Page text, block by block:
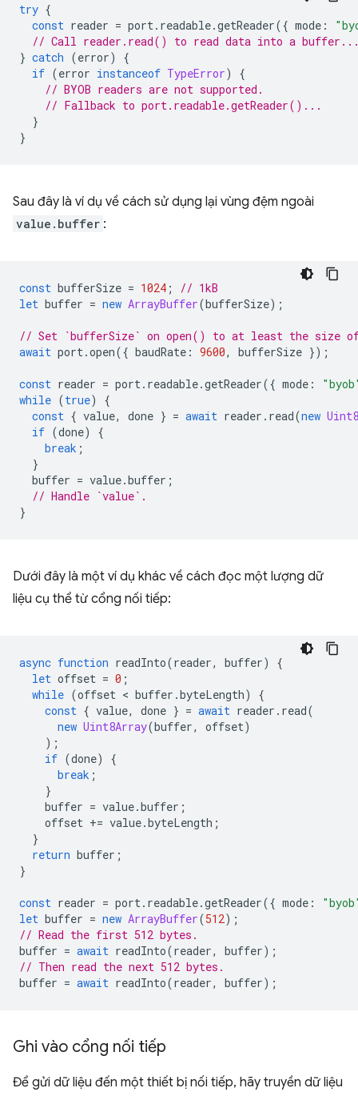
try {
const reader = port. readable.getReader({ mode :
// Call reader.read() to read data into a
} catch (error)
{
if (error instanceof TypeError)
{
// BYOB readers are not supported.
// Fallback to port.readable.getReader()...
}
}
Sau đây là ví dụ về cách sử dụng lại vùng đệm ngoài
value.buffer :
const bufferSize = 1024 ;
// 1kB
let buffer = new ArrayBuffer(bufferSize);
// Set `bufferSize` on open() to at least the size
await port.open({ baudRate : 9600, bufferSize });
const reader = port. readable.getReader({ mode :
while (true)
{
const { value, done } = await reader . read(new
if (done)
{
break ;
}
buffer = value.buffer ;
// Handle `value`.
}
Dưới đây là một ví dụ khác về cách đọc một lượng dữ
liệu cụ thể từ cổng nối tiếp:
async function readInto(reader, buffer)
{
let offset = 0 ;
while (offset < buffer .byteLength)
{
const { value, done } = await reader . read(
new Uint8Array(buffer, offset)
);
if (done)
{
break ;
}
buffer = value.buffer ;
offset += value.byteLength ;
}
return buffer ;
}
const reader = port. readable.getReader({ mode :
let buffer = new ArrayBuffer(512);
// Read the first 512 bytes.
buffer = await readInto(reader, buffer);
// Then read the next 512 bytes.
buffer = await readInto(reader, buffer);
Ghi vào cổng nối tiếp
Để gửi dữ liệu đến một thiết bị nối tiếp, hãy truyền dữ liệu